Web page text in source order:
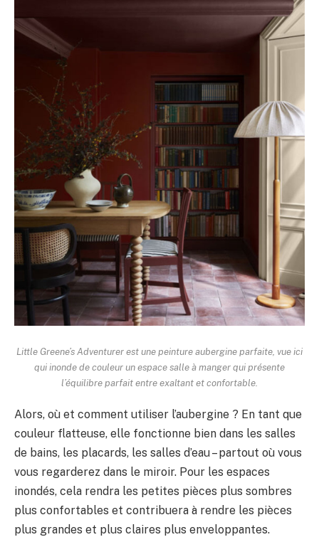
Little Greene’s Adventurer est une peinture aubergine parfaite, vue ici
qui inonde de couleur un espace salle à manger qui présente
l’équilibre parfait entre exaltant et confortable.
Alors, où et comment utiliser l’aubergine ? En tant que
couleur flatteuse, elle fonctionne bien dans les salles
de bains, les placards, les salles d’eau – partout où vous
vous regarderez dans le miroir. Pour les espaces
inondés, cela rendra les petites pièces plus sombres
plus confortables et contribuera à rendre les pièces
plus grandes et plus claires plus enveloppantes.